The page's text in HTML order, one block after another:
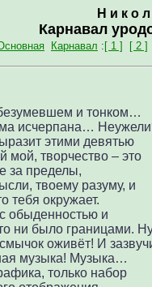
Н и к о
Карнавал
Карнавал : [ 1 ] [ 2 ]
и тонком…
исчерпана…
этими девятью
мой, творчество – это
за пределы,
твоему разуму, и
тебя окружает.
обыденностью и
ни было границами.
оживёт! И
музыка! Музыка…
только набор